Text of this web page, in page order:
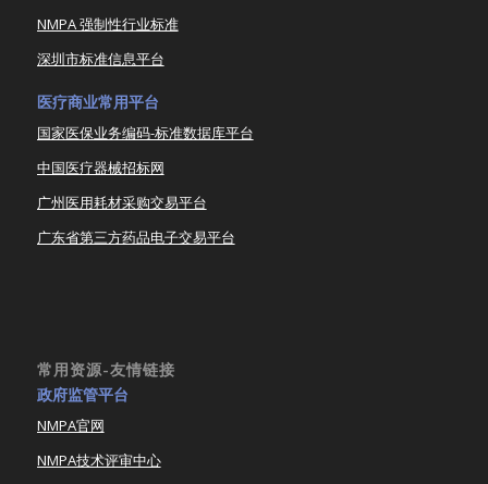
NMPA 强制性行业标准
深圳市标准信息平台
医疗商业常用平台
国家医保业务编码-标准数据库平台
中国医疗器械招标网
广州医用耗材采购交易平台
广东省第三方药品电子交易平台
常用资源-友情链接
政府监管平台
NMPA官网
NMPA技术评审中心